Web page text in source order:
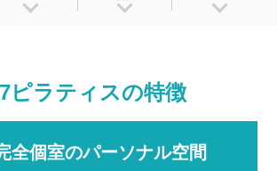
ピラティスの特徴
全個室のパーソナル空間